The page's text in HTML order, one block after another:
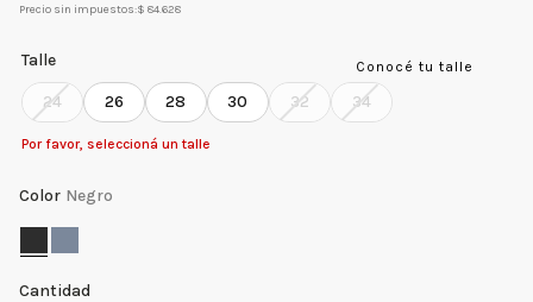
Precio sin impuestos:$ 84.628
Conocé tu talle
Talle
24 26 28 30 32 34
Por favor, seleccioná un talle
Color Negro
Cantidad